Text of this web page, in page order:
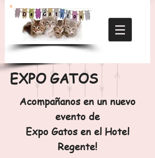
EXPO GATOS
Acompañanos en un nuevo
evento de
Expo Gatos en el Hotel
Regente!